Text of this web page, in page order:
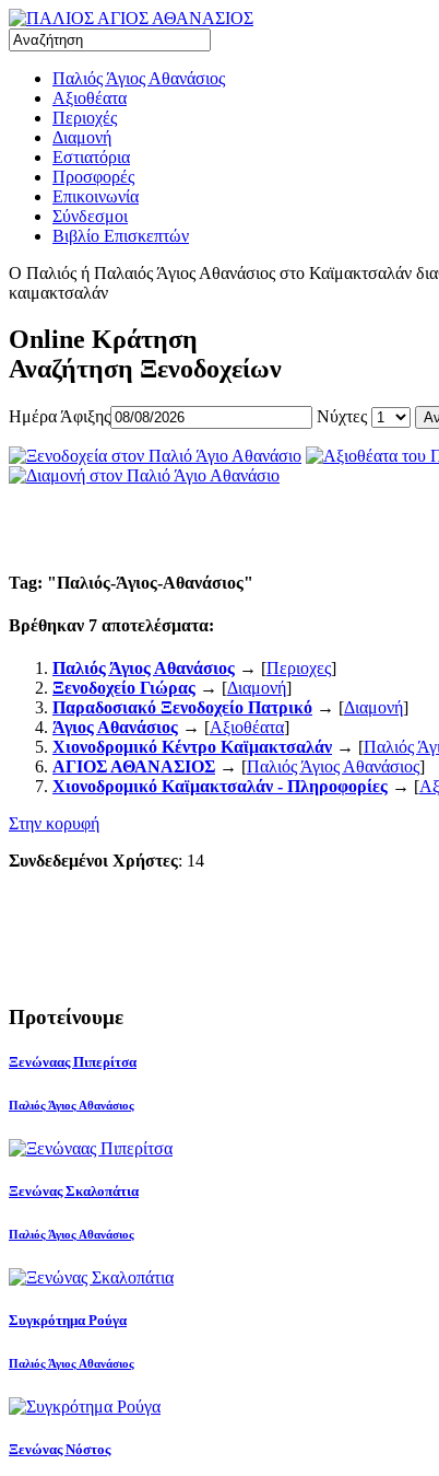
Παλιός Άγιος Αθανάσιος
Αξιοθέατα
Περιοχές
Διαμονή
Εστιατόρια
Προσφορές
Επικοινωνία
Σύνδεσμοι
Βιβλίο Επισκεπτών
Ο Παλιός ή Παλαιός Άγιος Αθανάσιος στο Καϊμακτσαλάν
καιμακτσαλάν
Online Κράτηση
Αναζήτηση Ξενοδοχείων
Ημέρα Άφιξης Νύχτες
Tag: "Παλιός-Άγιος-Αθανάσιος"
Βρέθηκαν 7 αποτελέσματα:
Παλιός Άγιος Αθανάσιος → [Περιοχες]
Ξενοδοχείο Γιώρας → [Διαμονή]
Παραδοσιακό Ξενοδοχείο Πατρικό → [Διαμονή]
Άγιος Αθανάσιος → [Αξιοθέατα]
Χιονοδρομικό Κέντρο Καϊμακτσαλάν → [Παλιός
ΑΓΙΟΣ ΑΘΑΝΑΣΙΟΣ → [Παλιός Άγιος Αθανάσιος]
Χιονοδρομικό Καϊμακτσαλάν - Πληροφορίες → [
Στην κορυφή
Συνδεδεμένοι Χρήστες: 14
Προτείνουμε
Ξενώναας Πιπερίτσα
Παλιός Άγιος Αθανάσιος
Ξενώνας Σκαλοπάτια
Παλιός Άγιος Αθανάσιος
Συγκρότημα Ρούγα
Παλιός Άγιος Αθανάσιος
Ξενώνας Νόστος